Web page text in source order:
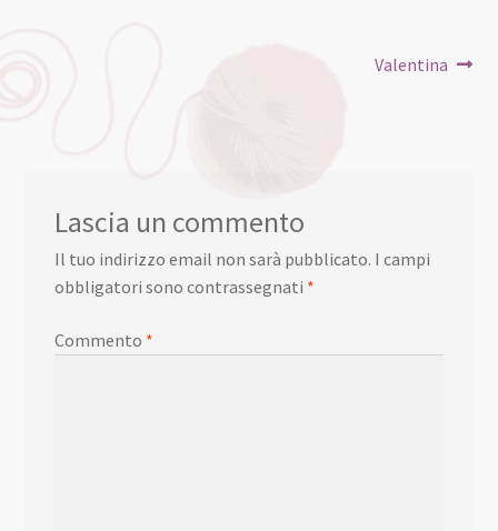
Valentina
Lascia un commento
Il tuo indirizzo email non sarà pubblicato. I campi
obbligatori sono contrassegnati *
Commento *